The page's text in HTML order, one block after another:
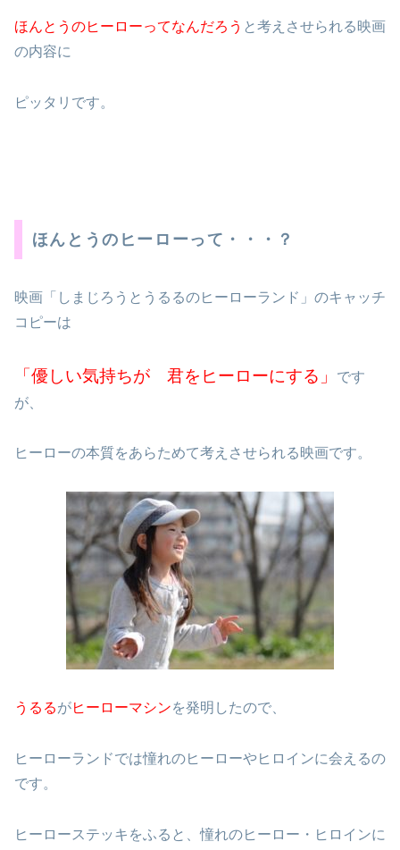
ほんとうのヒーローってなんだろう と考えさせられる映画
の内容に
ピッタリです。
ほんとうのヒーローって・・・？
映画「しまじろうとうるるのヒーローランド」のキャッチ
コピーは
「優しい気持ちが 君をヒーローにする」
です
が、
ヒーローの本質をあらためて考えさせられる映画です。
うるるがヒーローマシンを発明したので、
ヒーローランドでは憧れのヒーローやヒロインに会えるの
です。
ヒーローステッキをふると、憧れのヒーロー・ヒロインに